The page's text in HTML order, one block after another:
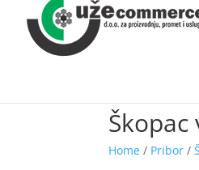
Home / Pribor /